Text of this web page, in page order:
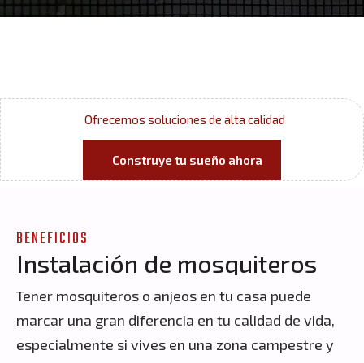
Ofrecemos soluciones de alta calidad
Construye tu sueño ahora
BENEFICIOS
Instalación de mosquiteros
Tener mosquiteros o anjeos en tu casa puede
marcar una gran diferencia en tu calidad de vida,
especialmente si vives en una zona campestre y